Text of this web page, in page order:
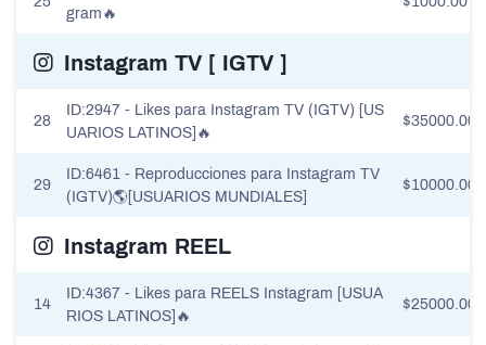
gram🔥
Instagram TV [ IGTV ]
28
ID:2947 - Likes para Instagram TV (IGTV) [US
UARIOS LATINOS]🔥
$35000.00
29
ID:6461 - Reproducciones para Instagram TV
(IGTV)🌎[USUARIOS MUNDIALES]
$10000.00
Instagram REEL
14
ID:4367 - Likes para REELS Instagram [USUA
RIOS LATINOS]🔥
$25000.00